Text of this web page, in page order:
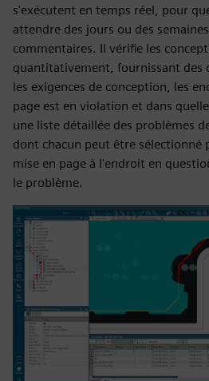
s'exécutent en temps réel, pour
attendre des jours ou des
commentaires. Il vérifie les
quantitativement, fournissant des
les exigences de conception, les
page est en violation et dans
une liste détaillée des problèmes
dont chacun peut être sélectionné
mise en page à l'endroit en
le problème.